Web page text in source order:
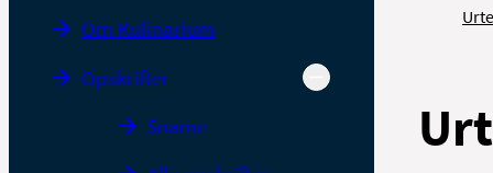
Om Kulinarium
Opskrifter
$name